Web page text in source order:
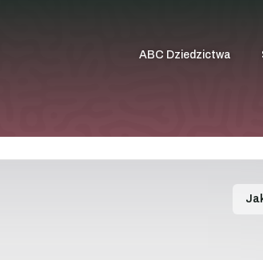
ABC Dziedzictwa